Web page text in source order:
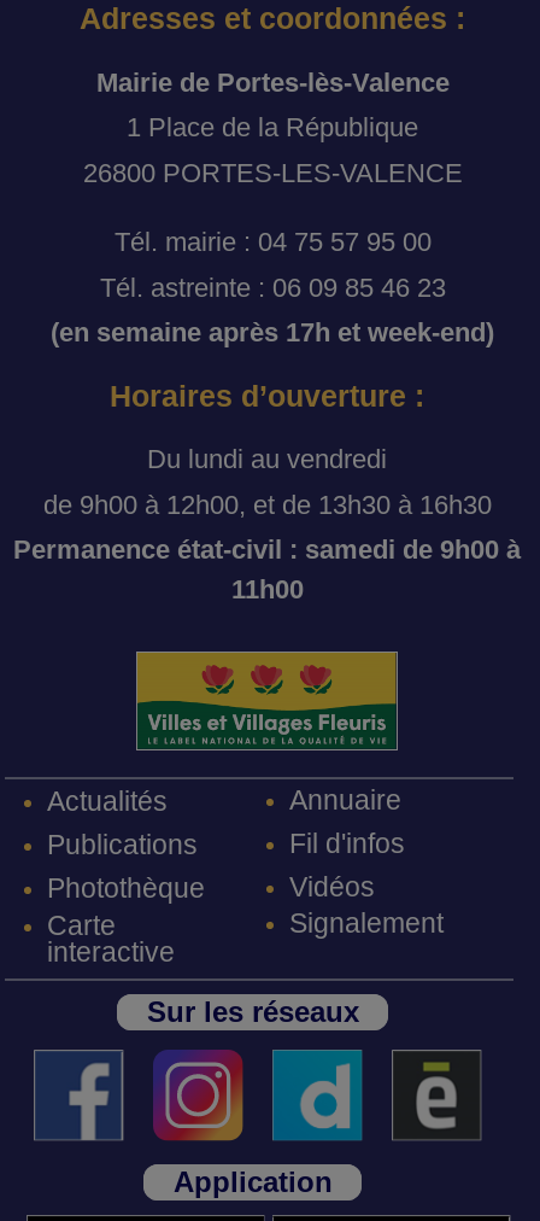
Adresses et coordonnées :
Mairie de Portes-lès-Valence
1 Place de la République
26800 PORTES-LES-VALENCE
Tél. mairie : 04 75 57 95 00
Tél. astreinte : 06 09 85 46 23
(en semaine après 17h et week-end)
Horaires d’ouverture :
Du lundi au vendredi
de 9h00 à 12h00, et de 13h30 à 16h30
Permanence état-civil : samedi de 9h00 à
11h00
Actualités
Publications
Photothèque
Carte
interactive
Annuaire
Fil d'infos
Vidéos
Signalement
Sur les réseaux
Application